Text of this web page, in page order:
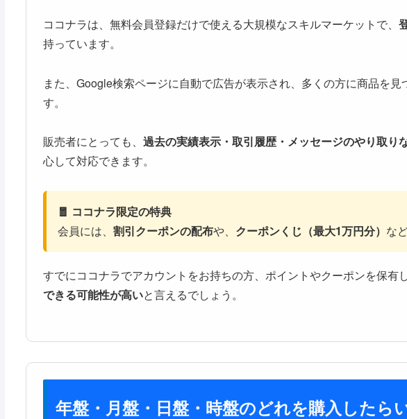
ココナラは、無料会員登録だけで使える大規模なスキルマーケットで、
持っています。
また、Google検索ページに自動で広告が表示され、多くの方に商品を
す。
販売者にとっても、 過去の実績表示・取引履歴・メッセージのやり取り
心して対応できます。
🧧 ココナラ限定の特典
会員には、 割引クーポンの配布や、 クーポンくじ（最大1万円分） な
すでにココナラでアカウントをお持ちの方、ポイントやクーポンを保有し
できる可能性が高いと言えるでしょう。
年盤・月盤・日盤・時盤のどれを購入したら